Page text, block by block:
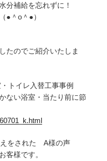
分補給を忘れずに！
●＾o＾●）
たのでご紹介いたしま
トイレ入替工事事例
ない浴室・当たり前に節
えをされた A様の声
客様です。